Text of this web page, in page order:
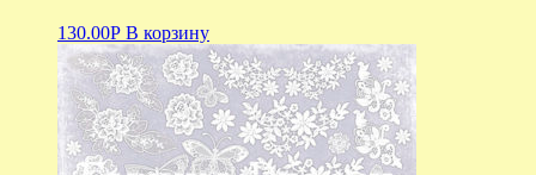
130.00Р В корзину